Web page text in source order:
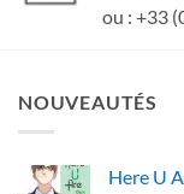
ou : +33
NOUVEAUTÉS
Here U